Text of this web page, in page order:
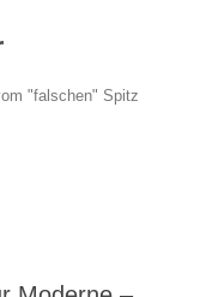
"falschen" Spitz